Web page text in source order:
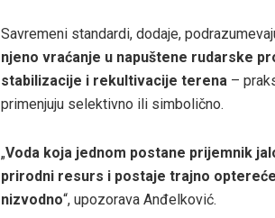
Savremeni standardi, dodaje,
njeno vraćanje u napuštene rudarske
stabilizacije i rekultivacije terena –
primenjuju selektivno ili simbolično.
„Voda koja jednom postane prijemnik
prirodni resurs i postaje trajno
nizvodno“, upozorava Anđelković.